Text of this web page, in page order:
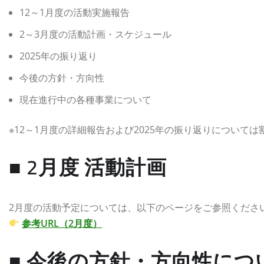
12～1月度の活動実施報告
2～3月度の活動計画・スケジュール
2025年の振り返り
今後の方針・方向性
現在進行中の各種事業について
※12～1月度の詳細報告および2025年の振り返りについては
■ 2月度 活動計画
2月度の活動予定については、以下のページをご参照くださ
参考URL（2月度）